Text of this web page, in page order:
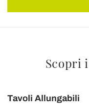
Scopri
Tavoli Allungabili